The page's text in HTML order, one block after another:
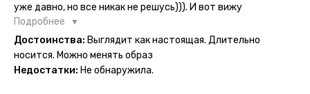
уже давно, но все никак не решусь))). И вот вижу
великолепный каталог everink. Тату на любой вкус.
Заказала и не пожалела. Супер. Выглядит как настоящая.
Посмотрю как булет ы носке. Обязательно закажу ещё.
Подробнее
Достоинства: Выглядит как настоящая. Длительно
носится. Можно менять образ
Недостатки: Не обнаружила.